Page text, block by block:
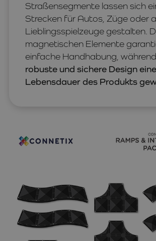
Straßensegmente lassen sich
Strecken für Autos, Züge oder
Lieblingsspielzeuge gestalten.
magnetischen Elemente
einfache Handhabung,
robuste und sichere Design
Lebensdauer des Produkts